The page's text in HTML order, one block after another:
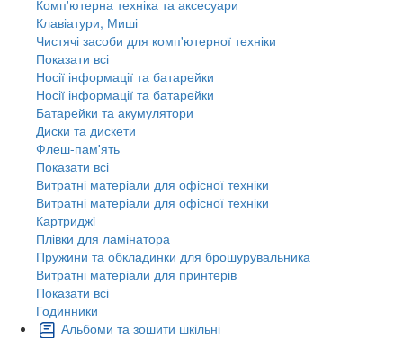
Комп'ютерна техніка та аксесуари
Клавіатури, Миші
Чистячі засоби для комп'ютерної техніки
Показати всі
Носії інформації та батарейки
Носії інформації та батарейки
Батарейки та акумулятори
Диски та дискети
Флеш-пам'ять
Показати всі
Витратні матеріали для офісної техніки
Витратні матеріали для офісної техніки
Картриджi
Плівки для ламінатора
Пружини та обкладинки для брошурувальника
Витратні матеріали для принтерів
Показати всі
Годинники
Альбоми та зошити шкільні